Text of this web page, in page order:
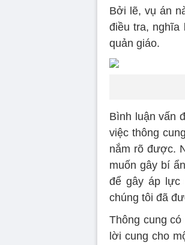
Bởi lẽ, vụ án
điều tra, nghĩa
quản giáo.
Bình luận vấn
việc thông
nắm rõ được.
muốn gây bí
để gây áp lực
chúng tôi đã
Thông cung
lời cung cho